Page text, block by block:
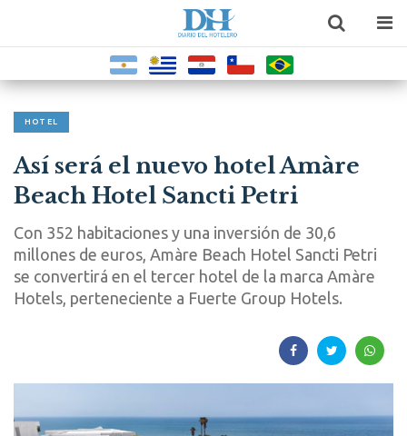
HOTEL
Así será el nuevo hotel Amàre
Beach Hotel Sancti Petri
Con 352 habitaciones y una inversión de 30,6
millones de euros, Amàre Beach Hotel Sancti Petri
se convertirá en el tercer hotel de la marca Amàre
Hotels, perteneciente a Fuerte Group Hotels.